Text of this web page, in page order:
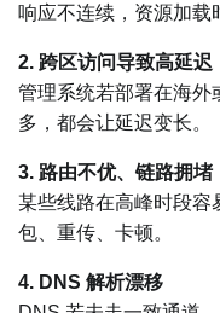
响应不连续，资源加载
2. 跨区访问导致高延迟
管理系统若部署在海外
多，都会让延迟变长。
3. 路由不优、链路拥堵
某些线路在高峰时段容
包、重传、卡顿。
4. DNS 解析漂移